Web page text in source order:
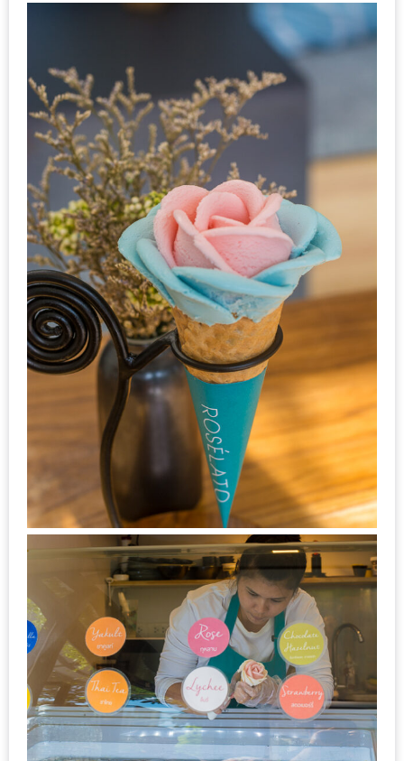
กิน
เพลิน
HFG
E-
NEWS
GAME
(SABAI
SEAFOOD)
HOMEPRO
FAIR
2017
เชียงใหม่
งาน
เดียว
ช้อป
เที่ยว
พร้อม
โม
ชั่น
สำหรับ
คน
รัก
บ้าน